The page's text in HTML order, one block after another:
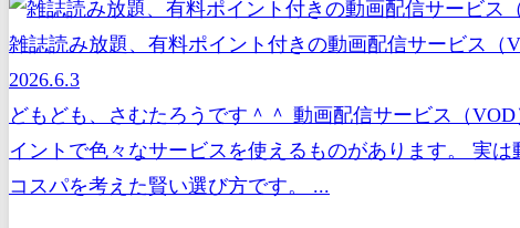
雑誌読み放題、有料ポイント付きの動画配信サービス（
2026.6.3
どもども、さむたろうです＾＾ 動画配信サービス（
イントで色々なサービスを使えるものがあります。 実
コスパを考えた賢い選び方です。 ...